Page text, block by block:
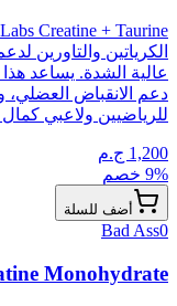
الكرياتين والتاورين
عالية الشدة. يساعد
دعم الانقباض العضلي،
للرياضيين ولاعبي
1,200 ج.م
9% خصم
أضف للسلة
Bad Ass0
Monohydrate